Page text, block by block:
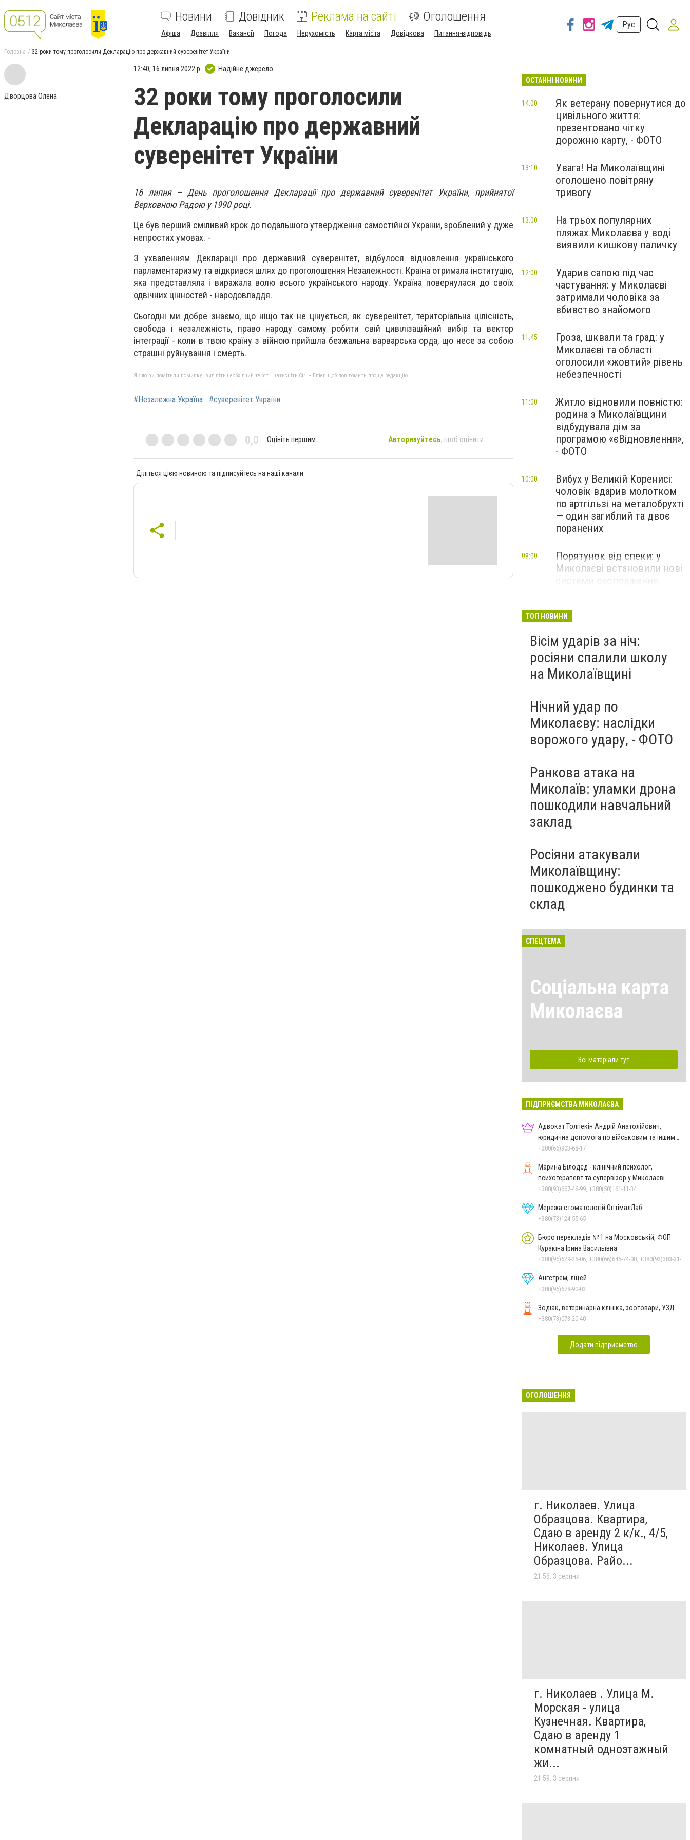
Новини Довідник Реклама на сайті Оголошення
Афіша Дозвілля Вакансії Погода Нерухомість Карта міста Довідкова Питання-відповідь
Рус
Головна 32 роки тому проголосили Декларацію про державний суверенітет України
Дворцова Олена
12:40, 16 липня 2022 р. Надійне джерело
32 роки тому проголосили
Декларацію про державний
суверенітет України
16 липня – День проголошення Декларації про державний суверенітет України, прийнятої
Верховною Радою у 1990 році.
Це був перший сміливий крок до подальшого утвердження самостійної України, зроблений у дуже
непростих умовах. -
З ухваленням Декларації про державний суверенітет, відбулося відновлення українського
парламентаризму та відкрився шлях до проголошення Незалежності. Країна отримала інституцію,
яка представляла і виражала волю всього українського народу. Україна повернулася до своїх
одвічних цінностей - народовладдя.
Сьогодні ми добре знаємо, що ніщо так не цінується, як суверенітет, територіальна цілісність,
свобода і незалежність, право народу самому робити свій цивілізаційний вибір та вектор
інтеграції - коли в твою країну з війною прийшла безжальна варварська орда, що несе за собою
страшні руйнування і смерть.
Якщо ви помітили помилку, виділіть необхідний текст і натисніть Ctrl + Enter, щоб повідомити про це редакцію
#Незалежна Україна #суверенітет України
0,0 Оцініть першим Авторизуйтесь, щоб оцінити
Діліться цією новиною та підписуйтесь на наші канали
ОСТАННІ НОВИНИ
Як ветерану повернутися до
цивільного життя:
презентовано чітку
дорожню карту, - ФОТО
14:00
Увага! На Миколаївщині
оголошено повітряну
тривогу
13:10
На трьох популярних
пляжах Миколаєва у воді
виявили кишкову паличку
13:00
Ударив сапою під час
частування: у Миколаєві
затримали чоловіка за
вбивство знайомого
12:00
Гроза, шквали та град: у
Миколаєві та області
оголосили «жовтий» рівень
небезпечності
11:45
Житло відновили повністю:
родина з Миколаївщини
відбудувала дім за
програмою «єВідновлення»,
- ФОТО
11:00
Вибух у Великій Коренисі:
чоловік вдарив молотком
по артгільзі на металобрухті
— один загиблий та двоє
поранених
10:00
Порятунок від спеки: у
Миколаєві встановили нові
09:00
ТОП НОВИНИ
Вісім ударів за ніч:
росіяни спалили школу
на Миколаївщині
Нічний удар по
Миколаєву: наслідки
ворожого удару, - ФОТО
Ранкова атака на
Миколаїв: уламки дрона
пошкодили навчальний
заклад
Росіяни атакували
Миколаївщину:
пошкоджено будинки та
склад
СПЕЦТЕМА
Соціальна карта
Миколаєва
Всі матеріали тут
ПІДПРИЄМСТВА МИКОЛАЄВА
Адвокат Толпекін Андрій Анатолійович,
юридична допомога по військовим та іншим
справам
+380(66)903-68-17
Марина Білодєд - клінічний психолог,
психотерапевт та супервізор у Миколаєві
+380(93)667-46-99, +380(50)161-11-34
Мережа стоматологій ОптімалЛаб
+380(73)124-55-65
Бюро перекладів № 1 на Московській, ФОП
Куракіна Ірина Васильівна
Ангстрем, ліцей
+380(95)678-90-03
Зодіак, ветеринарна клініка, зоотовари, УЗД
+380(73)073-20-40
Додати підприємство
ОГОЛОШЕННЯ
г. Николаев. Улица
Образцова. Квартира,
Сдаю в аренду 2 к/к., 4/5,
Николаев. Улица
Образцова. Райо...
21:56, 3 серпня
г. Николаев . Улица М.
Морская - улица
Кузнечная. Квартира,
Сдаю в аренду 1
комнатный одноэтажный
жи...
21:59, 3 серпня